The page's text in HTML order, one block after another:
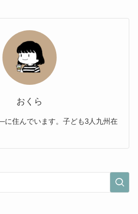
おくら
住んでいます。子ども3人九州在